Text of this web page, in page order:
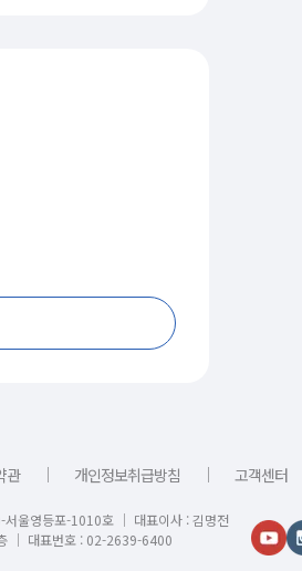
관 ｜ 개인정보취급방침 ｜ 고객센터
울영등포-1010호 │ 대표이사 : 김명전
│ 대표번호 : 02-2639-6400